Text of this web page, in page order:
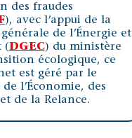
des fraudes
), avec l’appui de la
de l’Énergie et
(DGEC) du ministère
écologique, ce
est géré par le
l’Économie, des
de la Relance.